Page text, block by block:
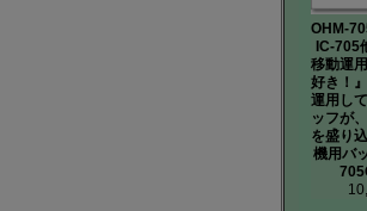
OHM-
IC-705
移動運
好き！
運用し
ッフが
を盛り
機用バ